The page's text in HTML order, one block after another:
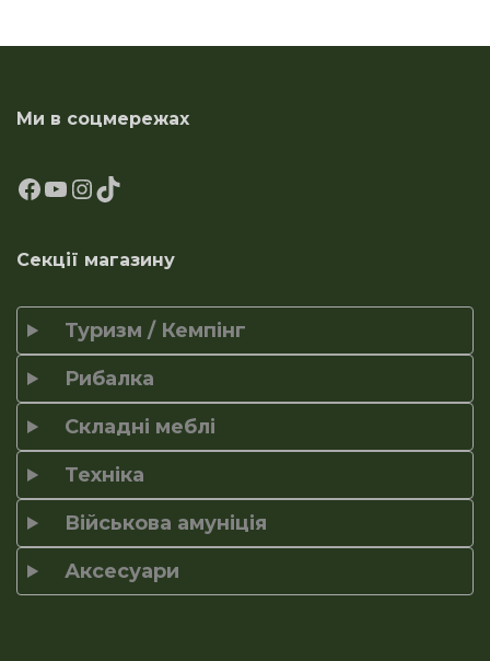
Ми в соцмережах
Секції магазину
Туризм / Кемпінг
Рибалка
Складні меблі
Техніка
Військова амуніція
Аксесуари